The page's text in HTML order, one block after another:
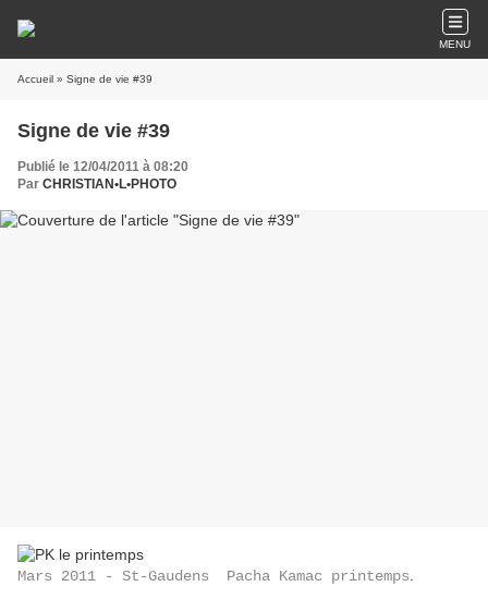
MENU
Accueil » Signe de vie #39
Signe de vie #39
Publié le 12/04/2011 à 08:20
Par CHRISTIAN•L•PHOTO
Mars 2011 - St-Gaudens Pacha Kamac printemps